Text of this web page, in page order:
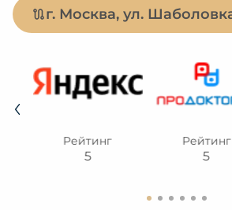
г. Москва, ул.
Рейтинг
5
Рейтинг
5